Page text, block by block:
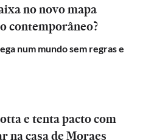
no novo mapa
contemporâneo?
num mundo sem regras e
e tenta pacto com
na casa de Moraes